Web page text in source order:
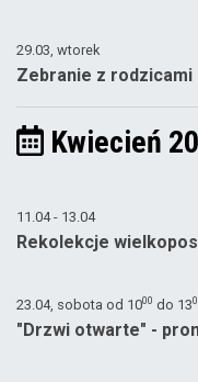
29.03, wtorek
Zebranie z rodzicami
Kwiecień
11.04 - 13.04
Rekolekcje
23.04, sobota od 1000 do 13
"Drzwi otwarte" -